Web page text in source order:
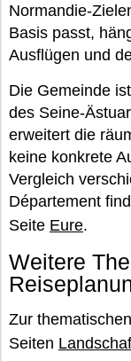
Normandie-
Basis passt,
Ausflügen und
Die Gemeinde
des Seine-
erweitert die
keine konkrete
Vergleich
Département
Seite Eure.
Weitere
Zur
Seiten